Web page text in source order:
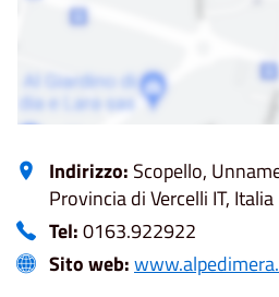
Indirizzo: Scopello,
Provincia di Vercelli IT, Italia
Tel:0163.922922
Sito web: